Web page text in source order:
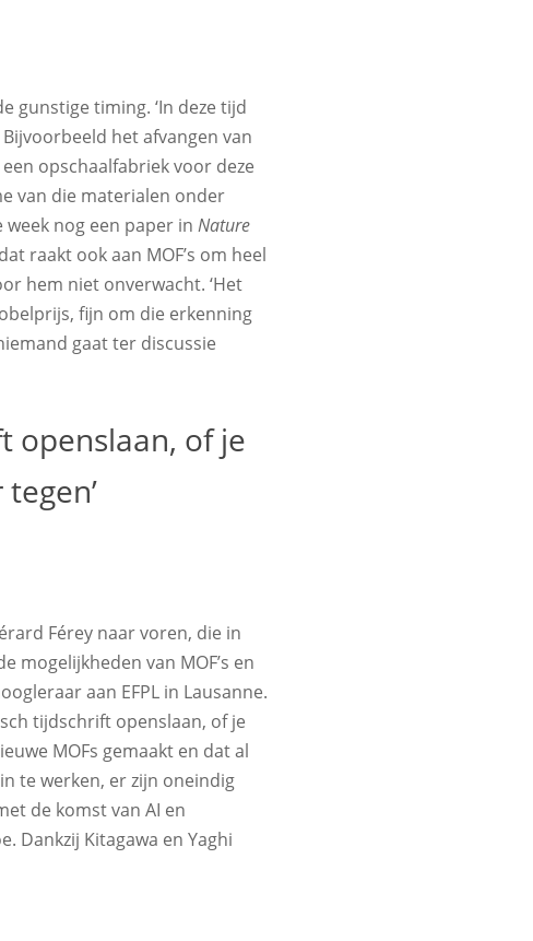
gunstige timing. ‘In deze tijd
het afvangen van
opschaalfabriek voor deze
van die materialen onder
nog een paper in Nature
raakt ook aan MOF’s om heel
hem niet onverwacht. ‘Het
fijn om die erkenning
gaat ter discussie
openslaan, of je
Férey naar voren, die in
mogelijkheden van MOF’s en
aan EFPL in Lausanne.
tijdschrift openslaan, of je
MOFs gemaakt en dat al
te werken, er zijn oneindig
de komst van AI en
Dankzij Kitagawa en Yaghi